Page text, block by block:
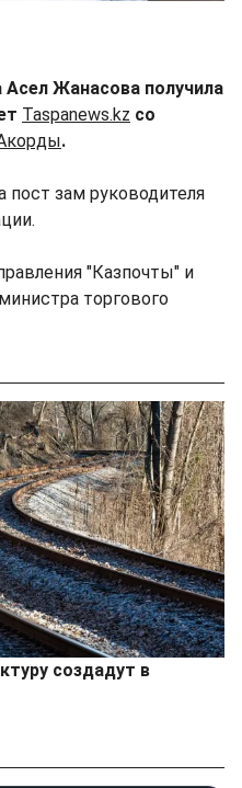
Асел Жанасова получила
Taspanews.kz со
.
пост зам руководителя
"Казпочты" и
торгового
создадут в